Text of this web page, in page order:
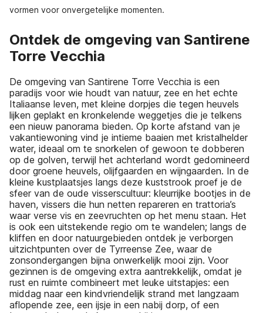
vormen voor onvergetelijke momenten.
Ontdek de omgeving van Santirene
Torre Vecchia
De omgeving van Santirene Torre Vecchia is een
paradijs voor wie houdt van natuur, zee en het echte
Italiaanse leven, met kleine dorpjes die tegen heuvels
lijken geplakt en kronkelende weggetjes die je telkens
een nieuw panorama bieden. Op korte afstand van je
vakantiewoning vind je intieme baaien met kristalhelder
water, ideaal om te snorkelen of gewoon te dobberen
op de golven, terwijl het achterland wordt gedomineerd
door groene heuvels, olijfgaarden en wijngaarden. In de
kleine kustplaatsjes langs deze kuststrook proef je de
sfeer van de oude visserscultuur: kleurrijke bootjes in de
haven, vissers die hun netten repareren en trattoria’s
waar verse vis en zeevruchten op het menu staan. Het
is ook een uitstekende regio om te wandelen; langs de
kliffen en door natuurgebieden ontdek je verborgen
uitzichtpunten over de Tyrreense Zee, waar de
zonsondergangen bijna onwerkelijk mooi zijn. Voor
gezinnen is de omgeving extra aantrekkelijk, omdat je
rust en ruimte combineert met leuke uitstapjes: een
middag naar een kindvriendelijk strand met langzaam
aflopende zee, een ijsje in een nabij dorp, of een